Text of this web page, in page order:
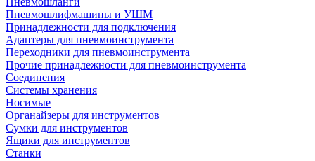
Пневмошлифмашины и УШМ
Принадлежности для подключения
Адаптеры для пневмоинструмента
Переходники для пневмоинструмента
Прочие принадлежности для пневмоинструмента
Соединения
Системы хранения
Носимые
Органайзеры для инструментов
Сумки для инструментов
Ящики для инструментов
Станки